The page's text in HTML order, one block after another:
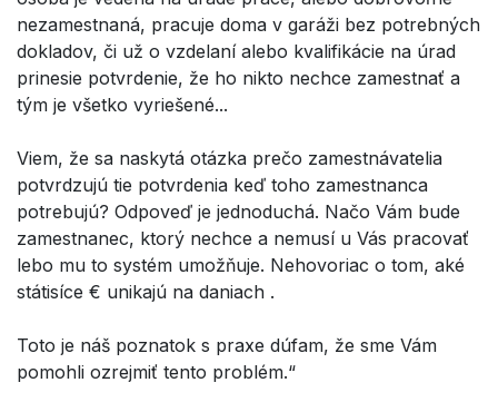
nezamestnaná, pracuje doma v garáži bez potrebných
dokladov, či už o vzdelaní alebo kvalifikácie na úrad
prinesie potvrdenie, že ho nikto nechce zamestnať a
tým je všetko vyriešené...
Viem, že sa naskytá otázka prečo zamestnávatelia
potvrdzujú tie potvrdenia keď toho zamestnanca
potrebujú? Odpoveď je jednoduchá. Načo Vám bude
zamestnanec, ktorý nechce a nemusí u Vás pracovať
lebo mu to systém umožňuje. Nehovoriac o tom, aké
státisíce € unikajú na daniach .
Toto je náš poznatok s praxe dúfam, že sme Vám
pomohli ozrejmiť tento problém.“